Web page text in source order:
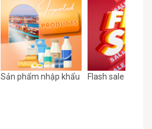
Sản phẩm nhập khẩu Flash sale